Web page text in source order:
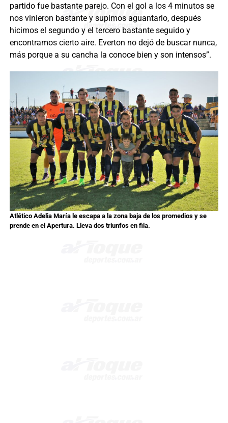
partido fue bastante parejo. Con el gol a los 4 minutos se
nos vinieron bastante y supimos aguantarlo, después
hicimos el segundo y el tercero bastante seguido y
encontramos cierto aire. Everton no dejó de buscar nunca,
más porque a su cancha la conoce bien y son intensos”.
Atlético Adelia María le escapa a la zona baja de los promedios y se
prende en el Apertura. Lleva dos triunfos en fila.